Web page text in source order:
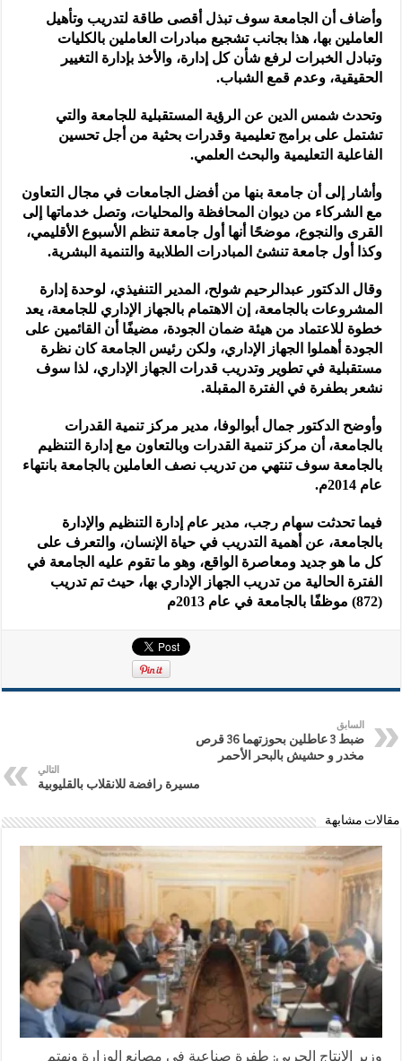
وأضاف أن الجامعة سوف تبذل أقصى طاقة لتدريب وتأهيل
العاملين بها، هذا بجانب تشجيع مبادرات العاملين بالكليات
وتبادل الخبرات لرفع شأن كل إدارة، والأخذ بإدارة التغيير
الحقيقية، وعدم قمع الشباب.
وتحدث شمس الدين عن الرؤية المستقبلية للجامعة والتي
تشتمل على برامج تعليمية وقدرات بحثية من أجل تحسين
الفاعلية التعليمية والبحث العلمي.
وأشار إلى أن جامعة بنها من أفضل الجامعات في مجال التعاون
مع الشركاء من ديوان المحافظة والمحليات، وتصل خدماتها إلى
القرى والنجوع، موضحًا أنها أول جامعة تنظم الأسبوع الأقليمي،
وكذا أول جامعة تنشئ المبادرات الطلابية والتنمية البشرية.
وقال الدكتور عبدالرحيم شولح، المدير التنفيذي، لوحدة إدارة
المشروعات بالجامعة، إن الاهتمام بالجهاز الإداري للجامعة، يعد
خطوة للاعتماد من هيئة ضمان الجودة، مضيفًا أن القائمين على
الجودة أهملوا الجهاز الإداري، ولكن رئيس الجامعة كان نظرة
مستقبلية في تطوير وتدريب قدرات الجهاز الإداري، لذا سوف
نشعر بطفرة في الفترة المقبلة.
وأوضح الدكتور جمال أبوالوفا، مدير مركز تنمية القدرات
بالجامعة، أن مركز تنمية القدرات وبالتعاون مع إدارة التنظيم
بالجامعة سوف تنتهي من تدريب نصف العاملين بالجامعة بانتهاء
عام 2014م.
فيما تحدثت سهام رجب، مدير عام إدارة التنظيم والإدارة
بالجامعة، عن أهمية التدريب في حياة الإنسان، والتعرف على
كل ما هو جديد ومعاصرة الواقع، وهو ما تقوم عليه الجامعة في
الفترة الحالية من تدريب الجهاز الإداري بها، حيث تم تدريب
(872) موظفًا بالجامعة في عام 2013م
السابق
ضبط 3 عاطلين بحوزتهما 36 قرص
مخدر و حشيش بالبحر الأحمر
التالي
مسيرة رافضة للانقلاب بالقليوبية
مقالات مشابهة
وزير الإنتاج الحربى: طفرة صناعية فى مصانع الوزارة ونهتم